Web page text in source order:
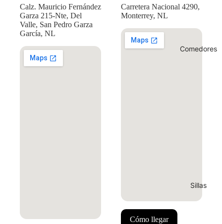
Comedores
Sillas
Calz. Mauricio Fernández
Garza 215-Nte, Del
Valle, San Pedro Garza
García, NL
Carretera Nacional 4290,
Monterrey, NL
Cómo llegar